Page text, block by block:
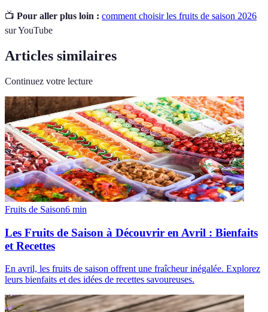
📺 Pour aller plus loin : comment choisir les fruits de saison 2026
sur YouTube
Articles similaires
Continuez votre lecture
Fruits de Saison6 min
Les Fruits de Saison à Découvrir en Avril : Bienfaits
et Recettes
En avril, les fruits de saison offrent une fraîcheur inégalée. Explorez
leurs bienfaits et des idées de recettes savoureuses.